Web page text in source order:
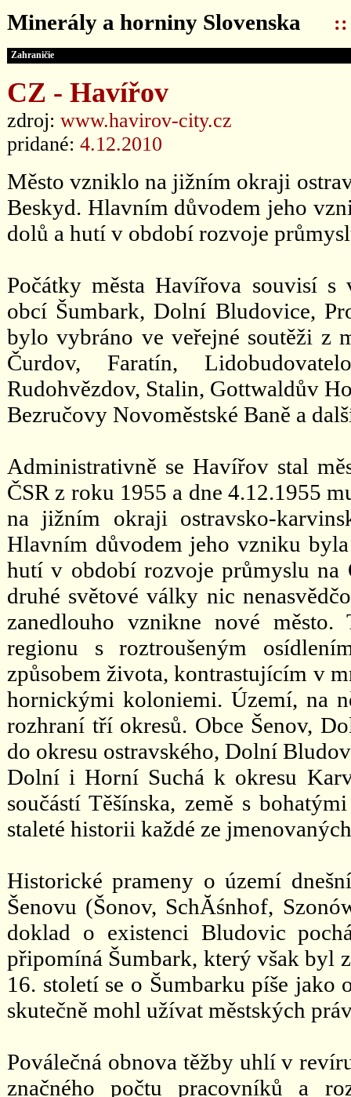
Minerály a horniny Slovenska ::
Zahraničie
CZ - Havířov
zdroj: www.havirov-city.cz
pridané: 4.12.2010
Město vzniklo na jižním okraji
Beskyd. Hlavním důvodem jeho
dolů a hutí v období rozvoje
Počátky města Havířova souvisí
obcí Šumbark, Dolní Bludovice,
bylo vybráno ve veřejné soutěži z
Čurdov, Faratín,
Rudohvězdov, Stalin, Gottwaldův
Bezručovy Novoměstské Baně a
Administrativně se Havířov stal
ČSR z roku 1955 a dne 4.12.1955
na jižním okraji ostravsko-
Hlavním důvodem jeho vzniku
hutí v období rozvoje průmyslu na
druhé světové války nic
zanedlouho vznikne nové
regionu s roztroušeným
způsobem života, kontrastujícím v
hornickými koloniemi. Území, na
rozhraní tří okresů. Obce Šenov,
do okresu ostravského, Dolní
Dolní i Horní Suchá k okresu
součástí Těšínska, země s
staleté historii každé ze
Historické prameny o území
Šenovu (Šonov, SchĂśnhof,
doklad o existenci Bludovic
připomíná Šumbark, který však byl
16. století se o Šumbarku píše jako
skutečně mohl užívat městských
Poválečná obnova těžby uhlí v
značného počtu pracovníků a